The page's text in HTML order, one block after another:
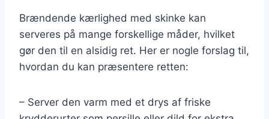
Brændende kærlighed med skinke kan
serveres på mange forskellige måder, hvilket
gør den til en alsidig ret. Her er nogle forslag til,
hvordan du kan præsentere retten:
– Server den varm med et drys af friske